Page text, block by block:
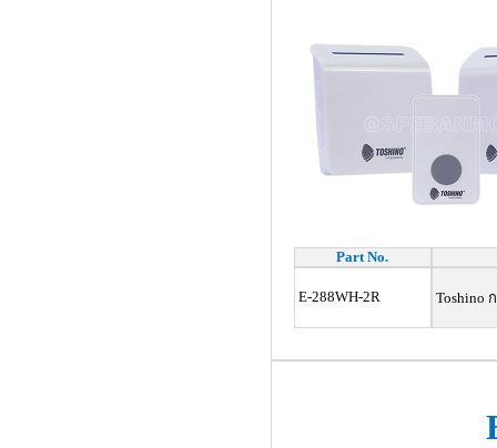
Part No.
E-288WH-2R Toshino